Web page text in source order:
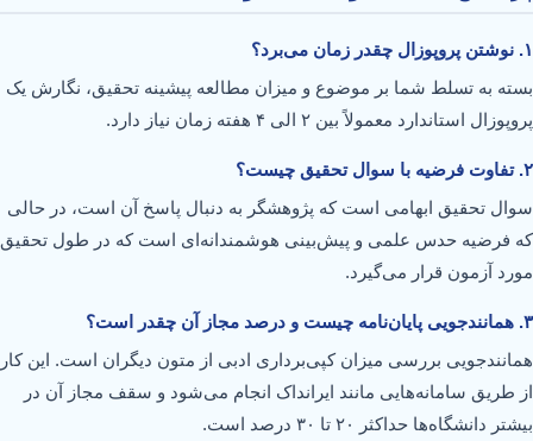
۱. نوشتن پروپوزال چقدر زمان می‌برد؟
بسته به تسلط شما بر موضوع و میزان مطالعه پیشینه تحقیق، نگارش یک
پروپوزال استاندارد معمولاً بین ۲ الی ۴ هفته زمان نیاز دارد.
۲. تفاوت فرضیه با سوال تحقیق چیست؟
سوال تحقیق ابهامی است که پژوهشگر به دنبال پاسخ آن است، در حالی
که فرضیه حدس علمی و پیش‌بینی هوشمندانه‌ای است که در طول تحقیق
مورد آزمون قرار می‌گیرد.
۳. همانندجویی پایان‌نامه چیست و درصد مجاز آن چقدر است؟
همانندجویی بررسی میزان کپی‌برداری ادبی از متون دیگران است. این کار
از طریق سامانه‌هایی مانند ایرانداک انجام می‌شود و سقف مجاز آن در
بیشتر دانشگاه‌ها حداکثر ۲۰ تا ۳۰ درصد است.